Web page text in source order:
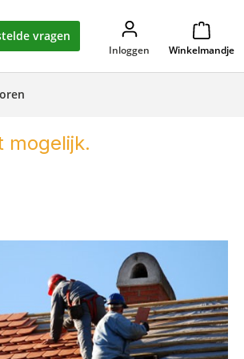
vragen
Inloggen Winkelmandje
mogelijk.